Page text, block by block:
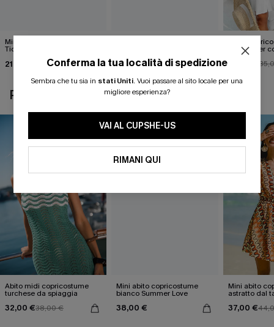
Mini abito beige Dreamy
Tides
21,00 € 25,00 € 35,00 €
Abito
seersucker
annodare
POTREBBE INTERESSARTI ANCHE
Abito midi copricostume
turchese da spiaggia
32,00 €38,00 €
Mini abito copricostume
bianco Summer Love
38,00 €
Mini abito
astratto dal
37,00 €
Conferma la tua località di spedizione
Sembra che tu sia in stati Uniti. Vuoi passare al sito locale per una
migliore esperienza?
VAI AL CUPSHE-US
RIMANI QUI